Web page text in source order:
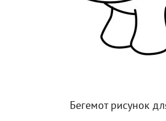
Бегемот рисунок